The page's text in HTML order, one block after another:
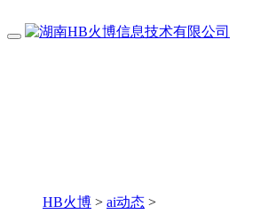
HB火博 > ai动态 >